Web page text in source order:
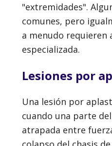
"extremidades".
comunes, pero
a menudo requieren
especializada.
Lesiones por
Una lesión por
cuando una parte
atrapada entre